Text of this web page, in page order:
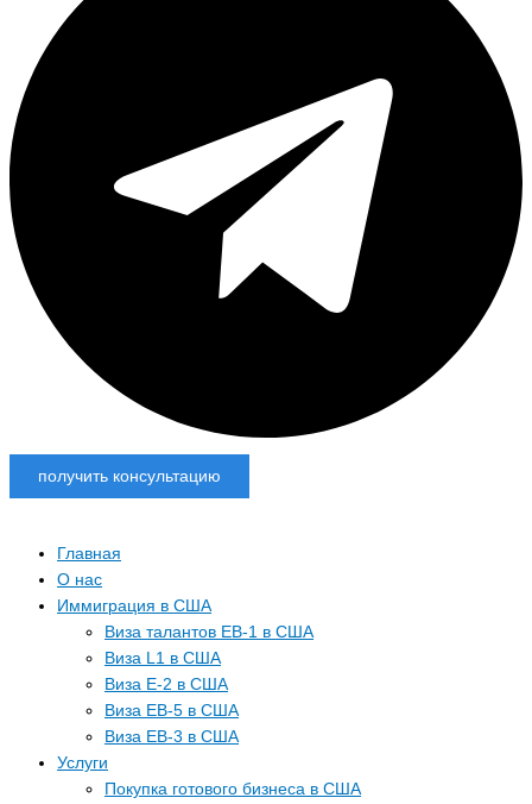
получить консультацию
Главная
О нас
Иммиграция в США
Виза талантов EB-1 в США
Виза L1 в США
Виза E-2 в США
Виза EB-5 в США
Виза EB-3 в США
Услуги
Покупка готового бизнеса в США